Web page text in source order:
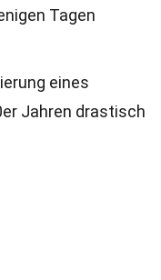
Tagen
eines
Jahren drastisch